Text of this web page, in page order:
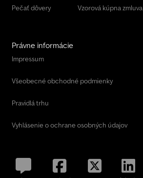
Pečať dôvery Vzorová kúpna zmluva
Právne informácie
Impressum
Všeobecné obchodné podmienky
Pravidlá trhu
Vyhlásenie o ochrane osobných údajov